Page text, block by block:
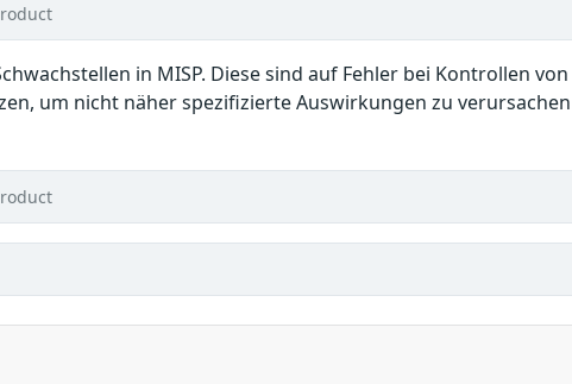
in MISP. Diese sind auf Fehler bei Kontrollen
um nicht näher spezifizierte Auswirkungen zu